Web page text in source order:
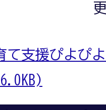
て支援ぴよぴ